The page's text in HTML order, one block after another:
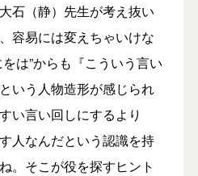
石（静）先生が考え抜い
容易には変えちゃいけな
は”からも『こういう言い
いう人物造形が感じられ
い言い回しにするより
人なんだという認識を持
。そこが役を探すヒント